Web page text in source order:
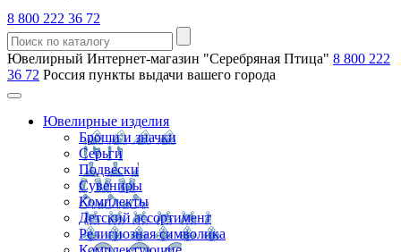
8 800 222 36 72
Ювелирный Интернет-магазин "Серебряная Птица" 8 800 222
36 72 Россия пункты выдачи вашего города
Ювелирные изделия
Броши и значки
Серьги
Подвески
Сувениры
Комплекты
Детский ассортимент
Религиозная символика